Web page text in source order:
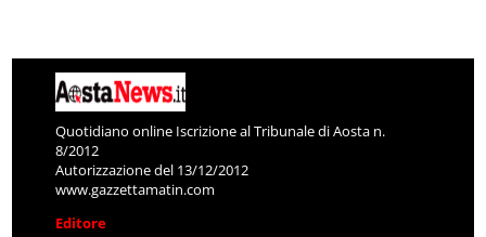
Quotidiano online Iscrizione al Tribunale di Aosta n.
8/2012
Autorizzazione del 13/12/2012
www.gazzettamatin.com
Editore